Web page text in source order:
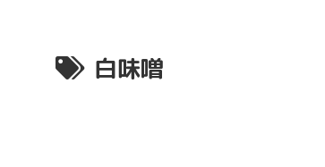
白味噌